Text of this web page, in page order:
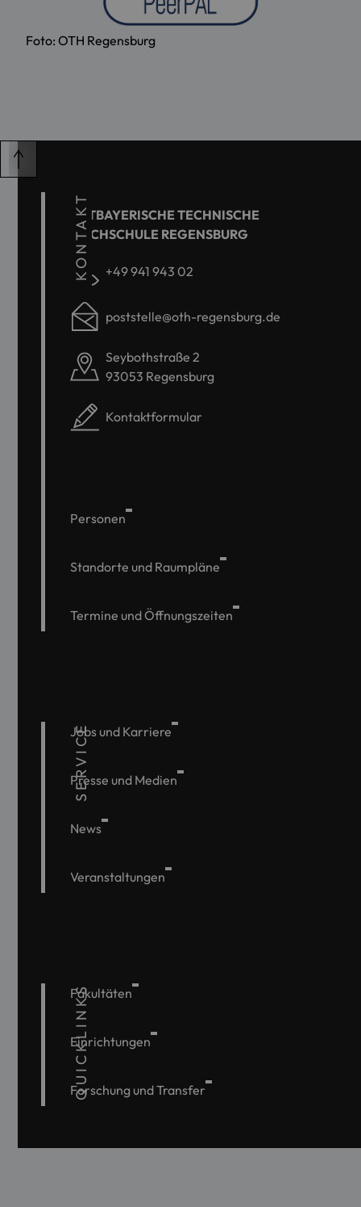
Foto: OTH Regensburg
KONTAKT
OSTBAYERISCHE TECHNISCHE
HOCHSCHULE REGENSBURG
+49 941 943 02
poststelle@oth-regensburg.de
Seybothstraße 2
93053 Regensburg
Kontaktformular
Personen
Standorte und Raumpläne
Termine und Öffnungszeiten
SERVICE
Jobs und Karriere
Presse und Medien
News
Veranstaltungen
QUICKLINKS
Fakultäten
Einrichtungen
Forschung und Transfer